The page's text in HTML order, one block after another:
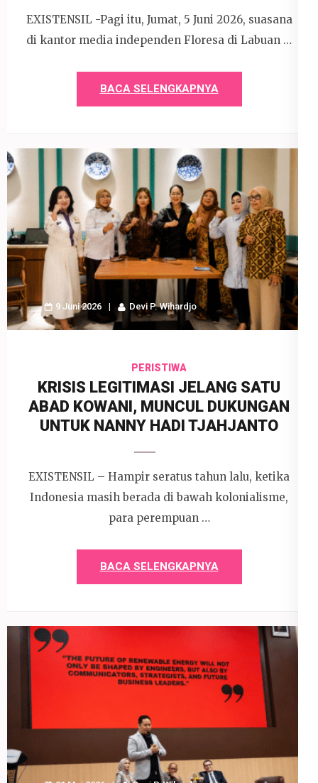
EXISTENSIL -Pagi itu, Jumat, 5 Juni 2026, suasana
di kantor media independen Floresa di Labuan …
BACA SELENGKAPNYA
9 Juni 2026 Devi P. Wihardjo
PERISTIWA
KRISIS LEGITIMASI JELANG SATU
ABAD KOWANI, MUNCUL DUKUNGAN
UNTUK NANNY HADI TJAHJANTO
EXISTENSIL – Hampir seratus tahun lalu, ketika
Indonesia masih berada di bawah kolonialisme,
para perempuan …
BACA SELENGKAPNYA